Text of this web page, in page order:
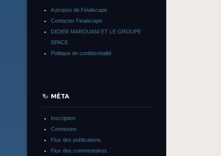
A propos de Finalscape
Contacter Finalscape
DIDIER MAROUANI ET LE GROUPE
SPACE
Politique de confidentialité
MÉTA
Inscription
Connexion
Flux des publications
Flux des commentaires